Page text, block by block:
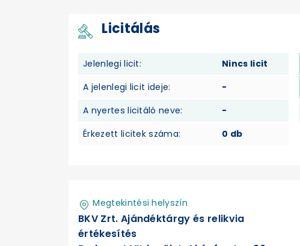
Licitálás
Jelenlegi licit:
Nincs licit
A jelenlegi licit ideje:
-
A nyertes licitáló neve:
-
Érkezett licitek száma:
0 db
Megtekintési helyszín
BKV Zrt. Ajándéktárgy és relikvia
értékesítés